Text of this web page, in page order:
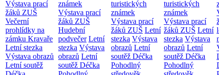
Výstava prací
žáků ZUŠ
Večerní
prohlídky na
zámku Kravaře
Letní stezka
Výstava obrazů
Letní soutěž
známek
Výstava prací
žáků ZUŠ
Hudební
podvečer Letní
stezka Výstava
obrazů Letní
soutěž Déčka
turistických
známek
Výstava prací
žáků ZUŠ Letní
stezka Výstava
obrazů Letní
soutěž Déčka
Pohodlný
turistických
známek
Výstava prací
žáků ZUŠ Letní
stezka Výstava
obrazů Letní
soutěž Déčka
Pohodlný